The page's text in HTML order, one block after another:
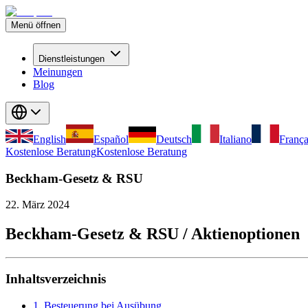
Menü öffnen
Dienstleistungen
Meinungen
Blog
English Español Deutsch Italiano
Kostenlose BeratungKostenlose Beratung
Beckham-Gesetz & RSU
22. März 2024
Beckham-Gesetz & RSU / Aktienoptionen
Inhaltsverzeichnis
1. Besteuerung bei Ausübung